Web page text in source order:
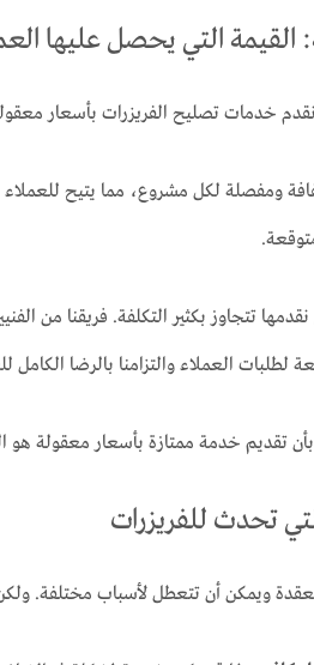
القيمة التي يحصل عليها
نقدم خدمات تصليح الفريزرات بأسعار
ومفصلة لكل مشروع، مما يتيح
تتجاوز بكثير التكلفة. فريقنا من
لطلبات العملاء والتزامنا بالرضا
تقديم خدمة ممتازة بأسعار معقولة هو
تحدث للفريزرات
ويمكن أن تتعطل لأسباب مختلفة.